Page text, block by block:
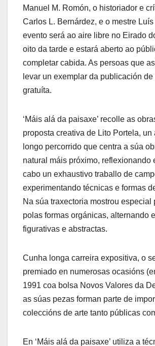
Manuel M. Romón, o historiador e
Carlos L. Bernárdez, e o mestre
evento será ao aire libre no Eirado
oito da tarde e estará aberto ao
completar cabida. As persoas que
levar un exemplar da publicación de
gratuíta.
‘Máis alá da paisaxe’ recolle as
proposta creativa de Lito Portela, un
longo percorrido que centra a súa
natural máis próximo, reflexionando
cabo un exhaustivo traballo de
experimentando técnicas e formas
Na súa traxectoria mostrou especial
polas formas orgánicas, alternando
figurativas e abstractas.
Cunha longa carreira expositiva, o
premiado en numerosas ocasións
1991 coa bolsa Novos Valores da
as súas pezas forman parte de
coleccións de arte tanto públicas
En ‘Máis alá da paisaxe’ utiliza a